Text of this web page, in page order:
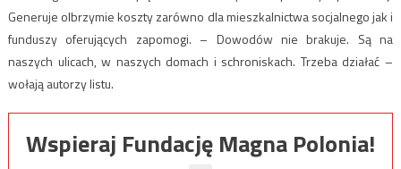
Generuje olbrzymie koszty zarówno dla mieszkalnictwa socjalnego jak i
funduszy oferujących zapomogi. – Dowodów nie brakuje. Są na
naszych ulicach, w naszych domach i schroniskach. Trzeba działać –
wołają autorzy listu.
Wspieraj Fundację Magna Polonia!